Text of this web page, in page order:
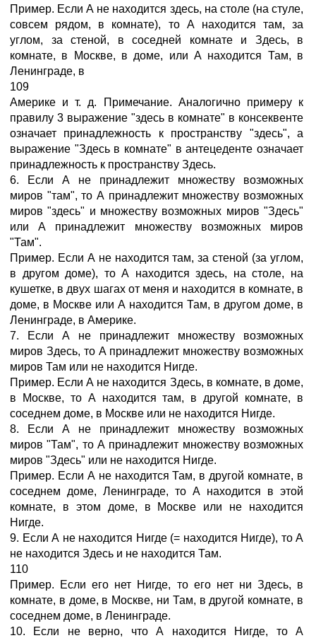
Пример. Если А не находится здесь, на столе (на стуле,
совсем рядом, в комнате), то А находится там, за
углом, за стеной, в соседней комнате и Здесь, в
комнате, в Москве, в доме, или А находится Там, в
Ленинграде, в
109
Америке и т. д. Примечание. Аналогично примеру к
правилу 3 выражение "здесь в комнате" в консеквенте
означает принадлежность к пространству "здесь", а
выражение "Здесь в комнате" в антецеденте означает
принадлежность к пространству Здесь.
6. Если А не принадлежит множеству возможных
миров "там", то А принадлежит множеству возможных
миров "здесь" и множеству возможных миров "Здесь"
или А принадлежит множеству возможных миров
"Там".
Пример. Если А не находится там, за стеной (за углом,
в другом доме), то А находится здесь, на столе, на
кушетке, в двух шагах от меня и находится в комнате, в
доме, в Москве или А находится Там, в другом доме, в
Ленинграде, в Америке.
7. Если А не принадлежит множеству возможных
миров Здесь, то А принадлежит множеству возможных
миров Там или не находится Нигде.
Пример. Если А не находится Здесь, в комнате, в доме,
в Москве, то А находится там, в другой комнате, в
соседнем доме, в Москве или не находится Нигде.
8. Если А не принадлежит множеству возможных
миров "Там", то А принадлежит множеству возможных
миров "Здесь" или не находится Нигде.
Пример. Если А не находится Там, в другой комнате, в
соседнем доме, Ленинграде, то А находится в этой
комнате, в этом доме, в Москве или не находится
Нигде.
9. Если А не находится Нигде (= находится Нигде), то А
не находится Здесь и не находится Там.
110
Пример. Если его нет Нигде, то его нет ни Здесь, в
комнате, в доме, в Москве, ни Там, в другой комнате, в
соседнем доме, в Ленинграде.
10. Если не верно, что А находится Нигде, то А